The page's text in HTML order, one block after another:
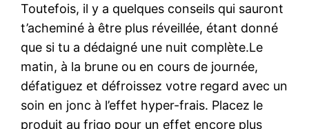
Toutefois, il y a quelques conseils qui sauront
t’acheminé à être plus réveillée, étant donné
que si tu a dédaigné une nuit complète.Le
matin, à la brune ou en cours de journée,
défatiguez et défroissez votre regard avec un
soin en jonc à l’effet hyper-frais. Placez le
produit au frigo pour un effet encore plus